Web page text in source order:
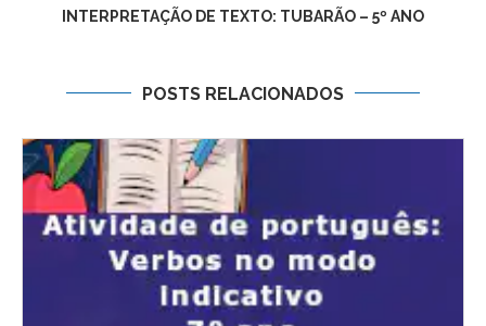
INTERPRETAÇÃO DE TEXTO: TUBARÃO – 5º ANO
POSTS RELACIONADOS